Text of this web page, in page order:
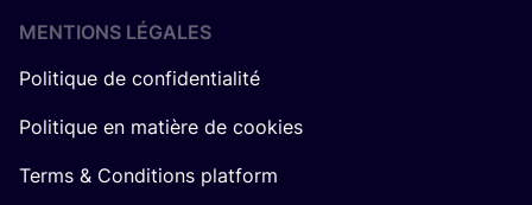
MENTIONS LÉGALES
Politique de confidentialité
Politique en matière de cookies
Terms & Conditions platform